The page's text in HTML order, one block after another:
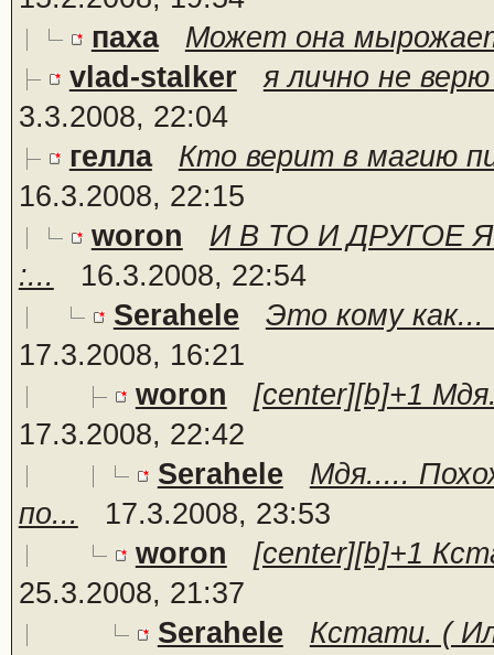
паха
Может она
vlad-stalker
я лично не
3.3.2008, 22:04
гелла
Кто верит в магию
16.3.2008, 22:15
woron
И В ТО И ДРУГОЕ
:...
16.3.2008, 22:54
Serahele
Это кому
17.3.2008, 16:21
woron
[center][b]+1
17.3.2008, 22:42
Serahele
Мдя.....
по...
17.3.2008, 23:53
woron
[center][b]+1
25.3.2008, 21:37
Serahele
Кстати. (